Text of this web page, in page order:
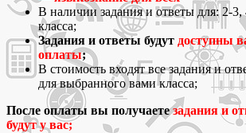
В наличии задания и ответы для: 2-3,
класса;
Задания и ответы будут доступны
оплаты;
В стоимость входят все задания и
для выбранного вами класса;
После оплаты вы получаетезадания и
будут у вас;